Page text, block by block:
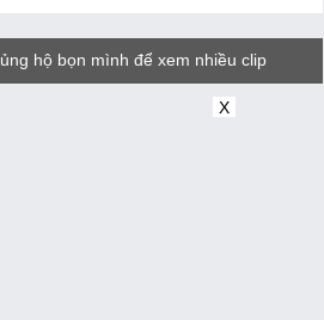
ủng hộ bọn mình để xem nhiều clip
X